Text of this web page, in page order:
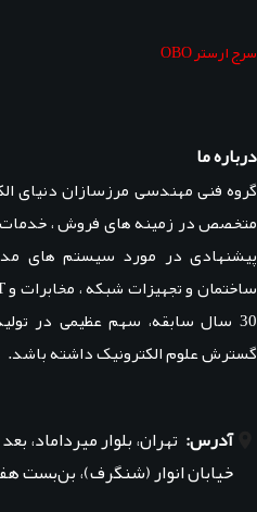
سرج ارستر OBO
درباره ما
گروه فنی مهندسی مرزسازان دنیای
متخصص در زمینه های فروش ،
پیشنهادی در مورد سیستم های
30 سال سابقه، سهم عظیمی در
گسترش علوم الکترونیک داشته باشد.
آدرس: تهران، بلوار میرداماد،
خیابان انوار (شنگرف)، بن‌بست